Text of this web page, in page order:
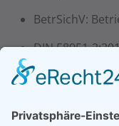
BetrSichV:
DIN 58951-
Sterilisatoren